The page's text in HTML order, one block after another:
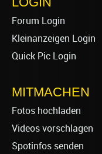
Forum Login
Kleinanzeigen Login
Quick Pic Login
MITMACHEN
Fotos hochladen
Videos vorschlagen
Spotinfos senden